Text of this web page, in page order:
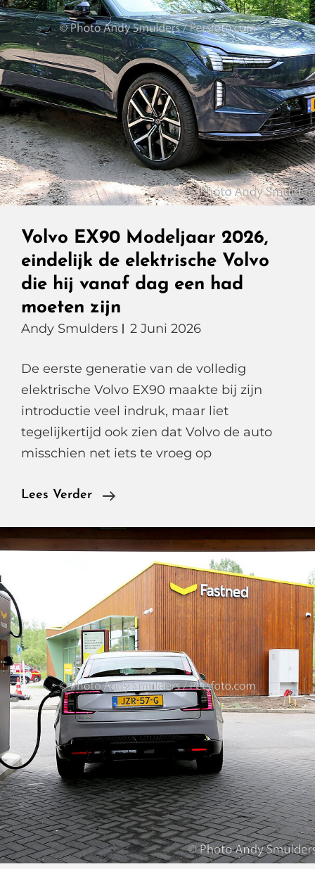
Langs
De
A2
Een
Pitstop
Waar
Je
Bijna
Langer
Wilt
Dan
Nodig.
Volvo EX90 Modeljaar 2026,
eindelijk de elektrische Volvo
die hij vanaf dag een had
moeten zijn
Andy Smulders 2 Juni 2026
De eerste generatie van de volledig
elektrische Volvo EX90 maakte bij zijn
introductie veel indruk, maar liet
tegelijkertijd ook zien dat Volvo de auto
misschien net iets te vroeg op
Lees Verder
Volvo
Modeljaar
Eindelijk
Elektrische
Volvo
Die
Hij
Vanaf
Dag
Een
Moeten
Zijn